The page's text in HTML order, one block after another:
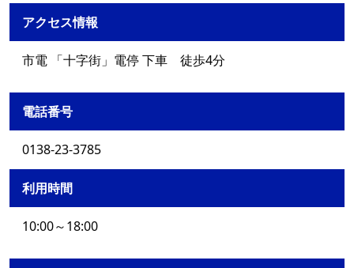
アクセス情報
市電 「十字街」電停 下車 徒歩4分
電話番号
0138-23-3785
利用時間
10:00～18:00